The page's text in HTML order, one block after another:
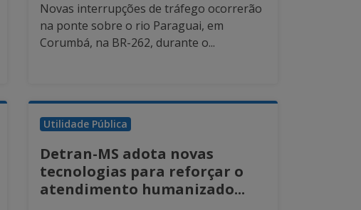
Novas interrupções de tráfego ocorrerão
na ponte sobre o rio Paraguai, em
Corumbá, na BR-262, durante o...
Utilidade Pública
Detran-MS adota novas
tecnologias para reforçar o
atendimento humanizado...